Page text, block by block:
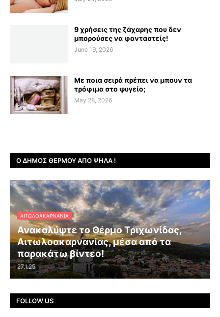
9 χρήσεις της ζάχαρης που δεν
μπορούσες να φανταστείς!
June 19, 2026
Με ποια σειρά πρέπει να μπουν τα
τρόφιμα στο ψυγείο;
May 28, 2026
Ο ΔΉΜΟΣ ΘΈΡΜΟΥ ΑΠΌ ΨΗΛΆ !
ΑΙΤΩΛΟΑΚΑΡΝΑΝΊΑ
Ανακαλύψτε το Θέρμο Τριχωνίδας,
Αιτωλοακαρνανίας, μέσα από τα
παρακάτω βίντεο!
27.1.25
FOLLOW US